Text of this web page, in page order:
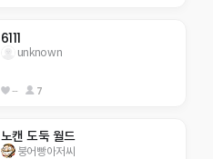
6111
unknown
-- 7
노캔 도둑 월드
붕어빵아저씨